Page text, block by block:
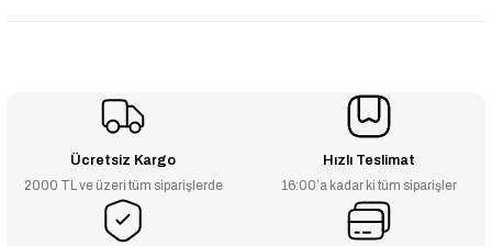
Ücretsiz Kargo
2000 TL ve üzeri tüm siparişlerde
Hızlı Teslimat
16:00’a kadar ki tüm siparişler